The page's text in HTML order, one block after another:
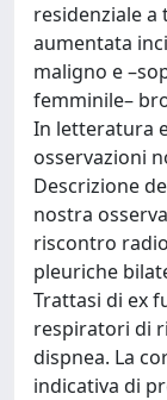
residenziale a
aumentata
maligno e
femminile–
In letteratura
osservazioni
Descrizione
nostra
riscontro
pleuriche
Trattasi di ex
respiratori di
dispnea. La
indicativa di